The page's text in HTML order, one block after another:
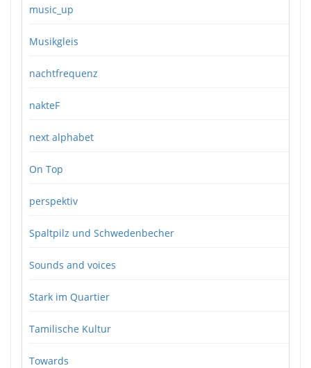
music_up
Musikgleis
nachtfrequenz
nakteF
next alphabet
On Top
perspektiv
Spaltpilz und Schwedenbecher
Sounds and voices
Stark im Quartier
Tamilische Kultur
Towards